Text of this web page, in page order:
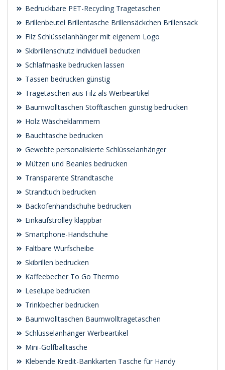
Bedruckbare PET-Recycling Tragetaschen
Brillenbeutel Brillentasche Brillensäckchen Brillensack
Filz Schlüsselanhänger mit eigenem Logo
Skibrillenschutz individuell beducken
Schlafmaske bedrucken lassen
Tassen bedrucken günstig
Tragetaschen aus Filz als Werbeartikel
Baumwolltaschen Stofftaschen günstig bedrucken
Holz Wäscheklammern
Bauchtasche bedrucken
Gewebte personalisierte Schlüsselanhänger
Mützen und Beanies bedrucken
Transparente Strandtasche
Strandtuch bedrucken
Backofenhandschuhe bedrucken
Einkaufstrolley klappbar
Smartphone-Handschuhe
Faltbare Wurfscheibe
Skibrillen bedrucken
Kaffeebecher To Go Thermo
Leselupe bedrucken
Trinkbecher bedrucken
Baumwolltaschen Baumwolltragetaschen
Schlüsselanhänger Werbeartikel
Mini-Golfballtasche
Klebende Kredit-Bankkarten Tasche für Handy